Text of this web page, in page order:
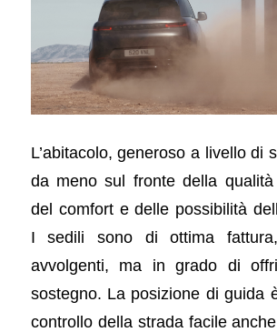
L’abitacolo, generoso a livello di
da meno sul fronte della
del comfort e delle possibilità
I sedili sono di ottima
avvolgenti, ma in grado di
sostegno. La posizione di guida
controllo della strada facile